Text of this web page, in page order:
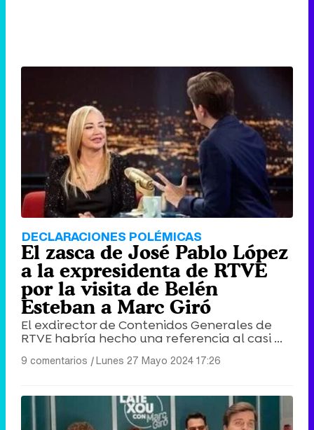
DECLARACIONES POLÉMICAS
El zasca de José Pablo López
a la expresidenta de RTVE
por la visita de Belén
Esteban a Marc Giró
El exdirector de Contenidos Generales de
RTVE habría hecho una referencia al casi ...
9 comentarios |Lunes 27 Mayo 2024 17:26